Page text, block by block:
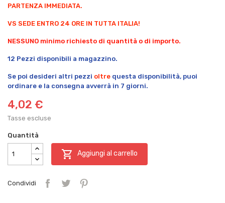
PARTENZA IMMEDIATA.
VS SEDE ENTRO 24 ORE IN TUTTA ITALIA!
NESSUNO minimo richiesto di quantità o di importo.
12 Pezzi disponibili a magazzino.
Se poi desideri altri pezzi oltre questa disponibilità, puoi
ordinare e la consegna avverrà in 7 giorni.
4,02 €
Tasse escluse
Quantità
 Aggiungi al carrello
Condividi